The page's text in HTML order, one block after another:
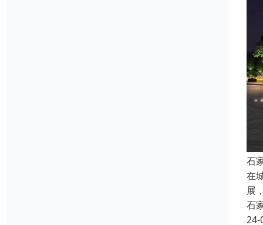
石
在
展
石
24-